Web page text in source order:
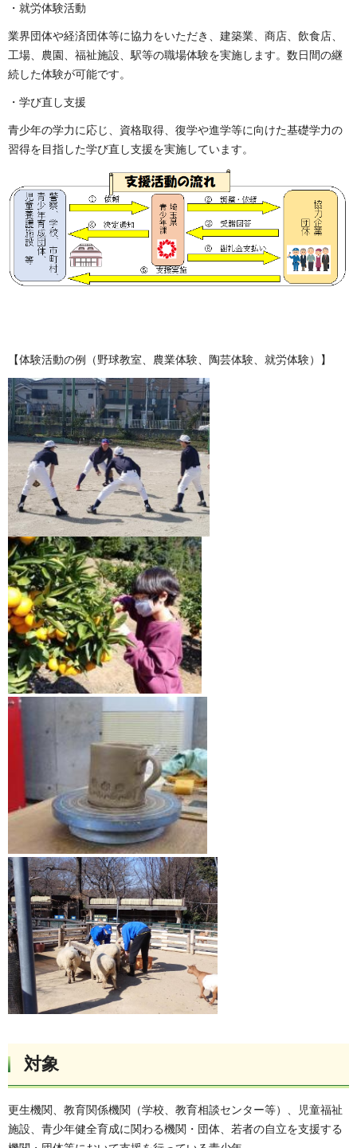
・就労体験活動
業界団体や経済団体等に協力をいただき、建築業、商店、飲食店、
工場、農園、福祉施設、駅等の職場体験を実施します。数日間の継
続した体験が可能です。
・学び直し支援
青少年の学力に応じ、資格取得、復学や進学等に向けた基礎学力の
習得を目指した学び直し支援を実施しています。
【体験活動の例（野球教室、農業体験、陶芸体験、就労体験）】
対象
更生機関、教育関係機関（学校、教育相談センター等）、児童福祉
施設、青少年健全育成に関わる機関・団体、若者の自立を支援する